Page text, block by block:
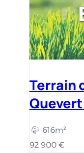
Terrain
616m²
92 900 €